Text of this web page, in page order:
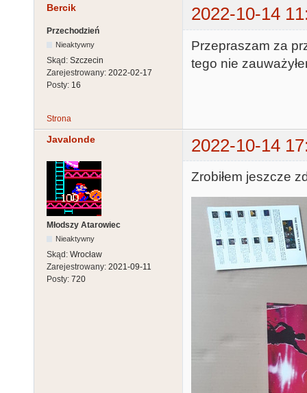
Bercik 2022-10-14
Przechodzień
Nieaktywny
Skąd: Szczecin
Zarejestrowany: 2022-02-17
Posty: 16
Przepraszam za
tego nie
Strona
Javalonde 2022-10-14
Młodszy Atarowiec
Nieaktywny
Skąd: Wrocław
Zarejestrowany: 2021-09-11
Posty: 720
Zrobiłem jeszcze